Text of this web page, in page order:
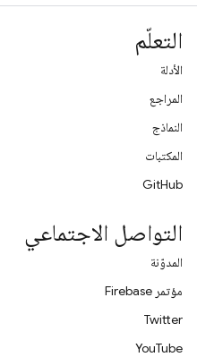
التعلّم
الأدلة
المراجع
النماذج
المكتبات
GitHub
التواصل الاجتماعي
المدوّنة
مؤتمر Firebase
Twitter
YouTube